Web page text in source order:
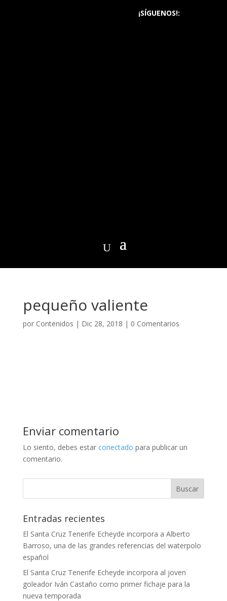
¡SÍGUENOS!:
pequeño valiente
por Contenidos | Dic 28, 2018 | 0 Comentarios
Enviar comentario
Lo siento, debes estar conectado para publicar un
comentario.
Entradas recientes
El Santa Cruz Tenerife Echeyde incorpora a Alberto
Barroso, una de las grandes referencias del waterpolo
español
El Santa Cruz Tenerife Echeyde incorpora al joven
goleador Iván Castaño como primer fichaje para la
nueva temporada